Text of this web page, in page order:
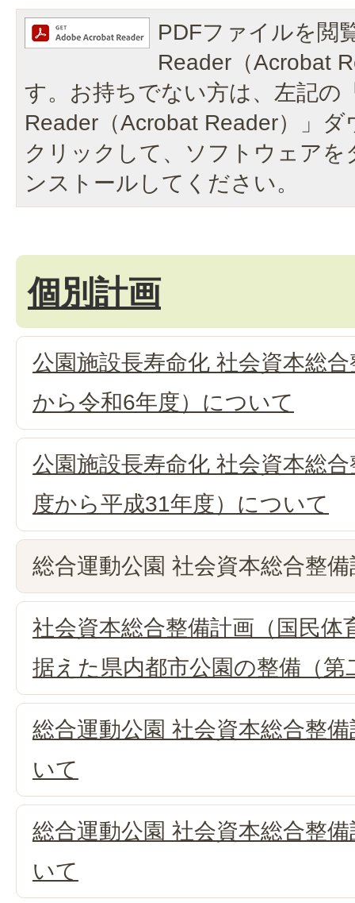
PDFファイルを閲
Reader（Acrobat
す。お持ちでない方は、左記の
Reader（Acrobat Reader）」
クリックして、ソフトウェア
ンストールしてください。
個別計画
公園施設長寿命化 社会資本総
から令和6年度）について
公園施設長寿命化 社会資本総
度から平成31年度）について
総合運動公園 社会資本総合整
社会資本総合整備計画（国民体
据えた県内都市公園の整備（
総合運動公園 社会資本総合整
いて
総合運動公園 社会資本総合整
いて